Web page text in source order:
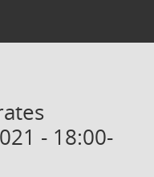
- 18:00-